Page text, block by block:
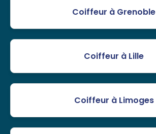
Coiffeur à Grenoble
Coiffeur à Lille
Coiffeur à Limoges